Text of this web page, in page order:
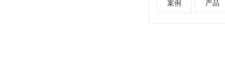
案例 产品